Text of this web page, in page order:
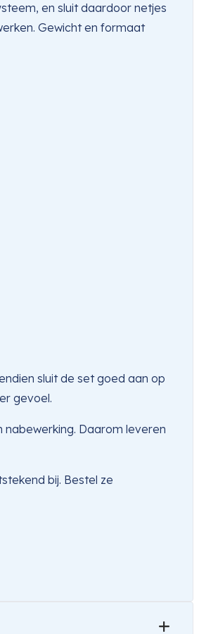
en sluit daardoor netjes
Gewicht en formaat
sluit de set goed aan op
gevoel.
nabewerking. Daarom leveren
bij. Bestel ze